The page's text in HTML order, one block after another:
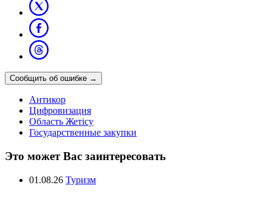
Сообщить об ошибке →
Антикор
Цифровизация
Область Жетісу
Государственные закупки
Это может Вас заинтересовать
01.08.26 Туризм